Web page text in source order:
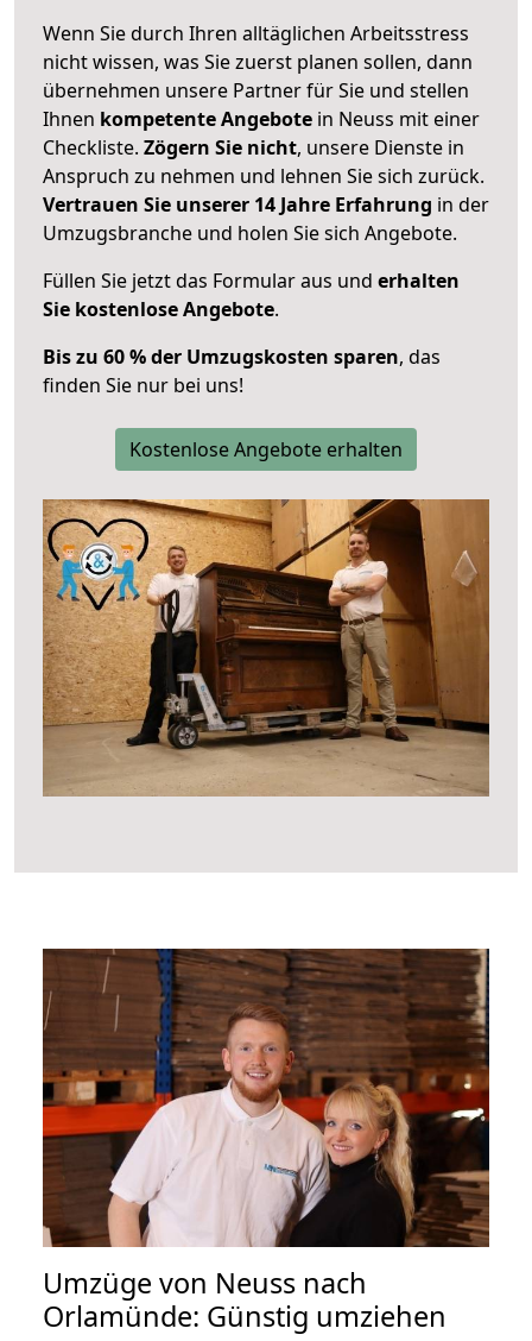
Wenn Sie durch Ihren alltäglichen Arbeitsstress
nicht wissen, was Sie zuerst planen sollen, dann
übernehmen unsere Partner für Sie und stellen
Ihnen kompetente Angebote in Neuss mit einer
Checkliste. Zögern Sie nicht, unsere Dienste in
Anspruch zu nehmen und lehnen Sie sich zurück.
Vertrauen Sie unserer 14 Jahre Erfahrung in der
Umzugsbranche und holen Sie sich Angebote.
Füllen Sie jetzt das Formular aus und erhalten
Sie kostenlose Angebote.
Bis zu 60 % der Umzugskosten sparen, das
finden Sie nur bei uns!
Kostenlose Angebote erhalten
Umzüge von Neuss nach
Orlamünde: Günstig umziehen